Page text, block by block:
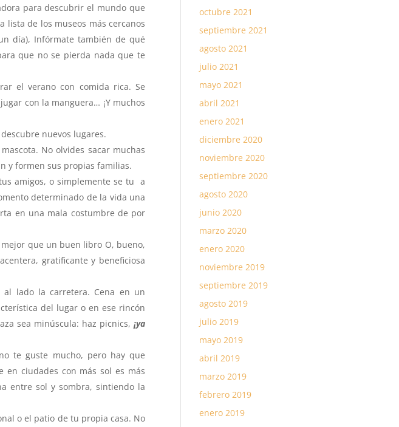
para descubrir el mundo que
lista de los museos más cercanos
día), Infórmate también de qué
que no se pierda nada que te
el verano con comida rica. Se
con la manguera… ¡Y muchos
nuevos lugares.
No olvides sacar muchas
y formen sus propias familias.
amigos, o simplemente se tu a
determinado de la vida una
en una mala costumbre de por
que un buen libro O, bueno,
gratificante y beneficiosa
lado la carretera. Cena en un
del lugar o en ese rincón
sea minúscula: haz picnics, ¡ya
te guste mucho, pero hay que
en ciudades con más sol es más
entre sol y sombra, sintiendo la
o el patio de tu propia casa. No
octubre 2021
septiembre 2021
agosto 2021
julio 2021
mayo 2021
abril 2021
enero 2021
diciembre 2020
noviembre 2020
septiembre 2020
agosto 2020
junio 2020
marzo 2020
enero 2020
noviembre 2019
septiembre 2019
agosto 2019
julio 2019
mayo 2019
abril 2019
marzo 2019
febrero 2019
enero 2019